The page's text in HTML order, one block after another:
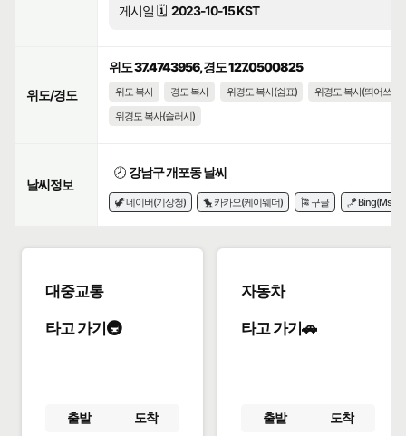
게시일 🗓️ 2023-10-15 KST
위도/경도
위도 37.4743956, 경도 127.0500825
위도 복사 경도 복사 위경도 복사(쉼표)
위경도 복사(띄어쓰기)
위경도 복사(슬러시)
날씨정보
🕗 강남구 개포동 날씨
🦖 네이버(기상청) 🐤 카카오(케이웨더) 🎏 구글 🪁 Bing(Msn)
대중교통
타고 가기🚇
출발 도착
자동차
타고 가기🚗
출발 도착